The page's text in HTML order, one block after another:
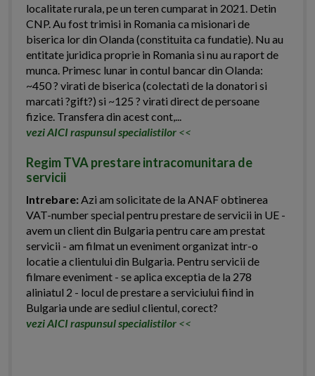
localitate rurala, pe un teren cumparat in 2021. Detin
CNP. Au fost trimisi in Romania ca misionari de
biserica lor din Olanda (constituita ca fundatie). Nu au
entitate juridica proprie in Romania si nu au raport de
munca. Primesc lunar in contul bancar din Olanda:
~450 ? virati de biserica (colectati de la donatori si
marcati ?gift?) si ~125 ? virati direct de persoane
fizice. Transfera din acest cont,...
vezi AICI raspunsul specialistilor <<
Regim TVA prestare intracomunitara de
servicii
Intrebare:Azi am solicitate de la ANAF obtinerea
VAT-number special pentru prestare de servicii in UE -
avem un client din Bulgaria pentru care am prestat
servicii - am filmat un eveniment organizat intr-o
locatie a clientului din Bulgaria. Pentru servicii de
filmare eveniment - se aplica exceptia de la 278
aliniatul 2 - locul de prestare a serviciului fiind in
Bulgaria unde are sediul clientul, corect?
vezi AICI raspunsul specialistilor <<